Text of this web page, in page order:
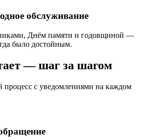
обслуживание
Днём памяти и годовщиной —
было достойным.
— шаг за шагом
процесс с уведомлениями на каждом